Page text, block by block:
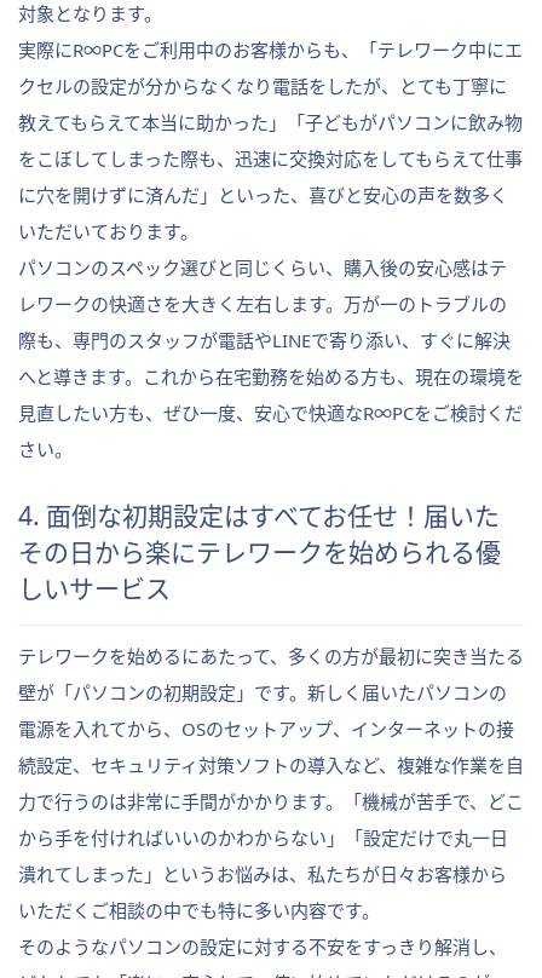
対象となります。
実際にR∞PCをご利用中のお客様からも、「テレワーク中にエ
クセルの設定が分からなくなり電話をしたが、とても丁寧に
教えてもらえて本当に助かった」「子どもがパソコンに飲み物
をこぼしてしまった際も、迅速に交換対応をしてもらえて仕事
に穴を開けずに済んだ」といった、喜びと安心の声を数多く
いただいております。
パソコンのスペック選びと同じくらい、購入後の安心感はテ
レワークの快適さを大きく左右します。万が一のトラブルの
際も、専門のスタッフが電話やLINEで寄り添い、すぐに解決
へと導きます。これから在宅勤務を始める方も、現在の環境を
見直したい方も、ぜひ一度、安心で快適なR∞PCをご検討くだ
さい。
4. 面倒な初期設定はすべてお任せ！届いた
その日から楽にテレワークを始められる優
しいサービス
テレワークを始めるにあたって、多くの方が最初に突き当たる
壁が「パソコンの初期設定」です。新しく届いたパソコンの
電源を入れてから、OSのセットアップ、インターネットの接
続設定、セキュリティ対策ソフトの導入など、複雑な作業を自
力で行うのは非常に手間がかかります。「機械が苦手で、どこ
から手を付ければいいのかわからない」「設定だけで丸一日
潰れてしまった」というお悩みは、私たちが日々お客様から
いただくご相談の中でも特に多い内容です。
そのようなパソコンの設定に対する不安をすっきり解消し、